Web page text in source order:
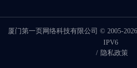
厦门第一页网络科技有限公司 © 2005-2026
IPV6
/ 隐私政策